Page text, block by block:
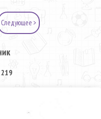
Следующее >